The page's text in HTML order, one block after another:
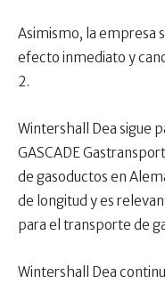
Asimismo, la empresa
efecto inmediato y
2.
Wintershall Dea sigue
GASCADE
de gasoductos en
de longitud y es
para el transporte de
Wintershall Dea